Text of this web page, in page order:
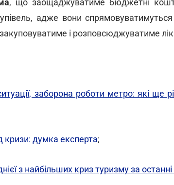
, що заощаджуватиме бюджетні
адже вони
і розповсюджуватиме
заборона роботи метро: які ще
кризи: думка експерта;
з найбільших криз туризму за останні